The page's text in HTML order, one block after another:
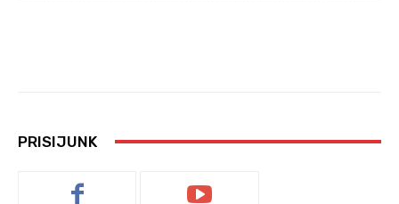
PRISIJUNK